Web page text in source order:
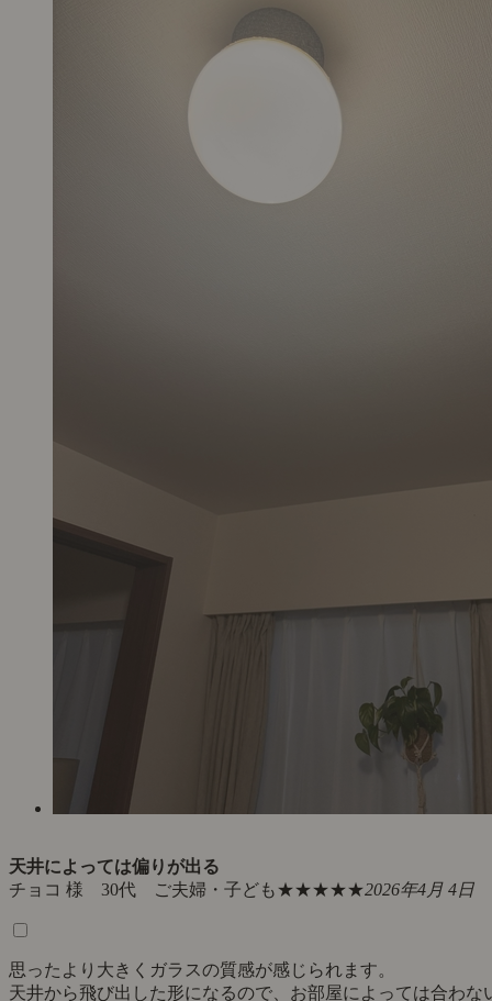
天井によっては偏りが出る
チョコ 様 30代 ご夫婦・子ども★★★★★2026年4月 4日
思ったより大きくガラスの質感が感じられます。
天井から飛び出した形になるので、お部屋によっては合わな